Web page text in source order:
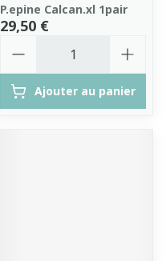
P.epine Calcan.xl 1pair
29,50 €
Ajouter au panier